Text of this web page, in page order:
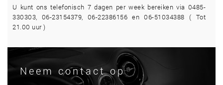
U kunt ons telefonisch 7 dagen per week bereiken via 0485-
330303, 06-23154379, 06-22386156 en 06-51034388 ( Tot
21.00 uur )
Neem contact op